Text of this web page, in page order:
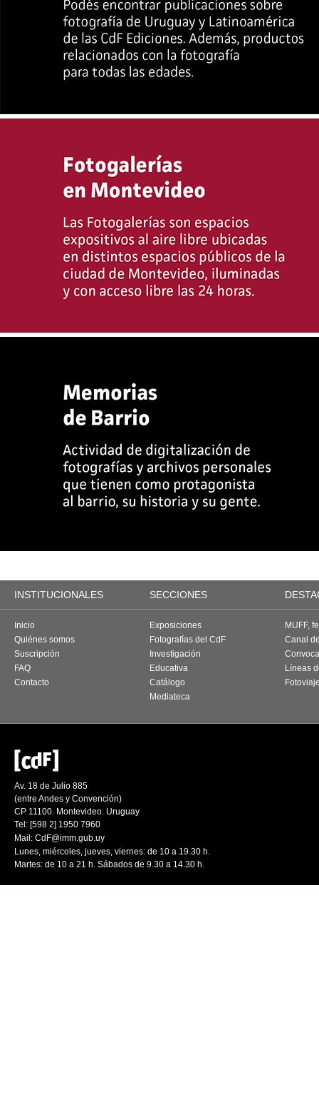
INSTITUCIONALES SECCIONES
Inicio
Quiénes somos
Suscripción
FAQ
Contacto
Exposiciones
Fotografías del CdF
Investigación
Educativa
Catálogo
Mediateca
MUFF,
Canal
Líneas
Av. 18 de Julio 885
(entre Andes y Convención)
CP 11100. Montevideo. Uruguay
Tel: [598 2] 1950 7960
Mail: CdF@imm.gub.uy
Lunes, miércoles, jueves, viernes: de 10 a 19.30 h.
Martes: de 10 a 21 h. Sábados de 9.30 a 14.30 h.